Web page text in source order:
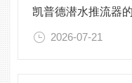
2026-07-21